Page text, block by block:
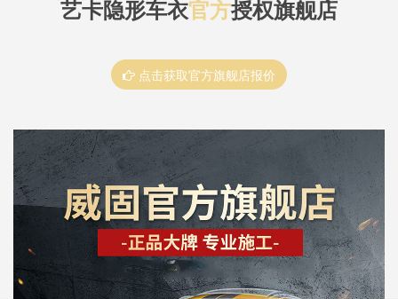
艺卡隐形车衣官方授权旗舰店
点击获取官方旗舰店报价